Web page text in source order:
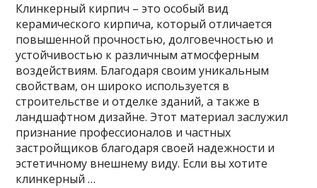
Клинкерный кирпич – это особый вид
керамического кирпича, который отличается
повышенной прочностью, долговечностью и
устойчивостью к различным атмосферным
воздействиям. Благодаря своим уникальным
свойствам, он широко используется в
строительстве и отделке зданий, а также в
ландшафтном дизайне. Этот материал заслужил
признание профессионалов и частных
застройщиков благодаря своей надежности и
эстетичному внешнему виду. Если вы хотите
клинкерный …